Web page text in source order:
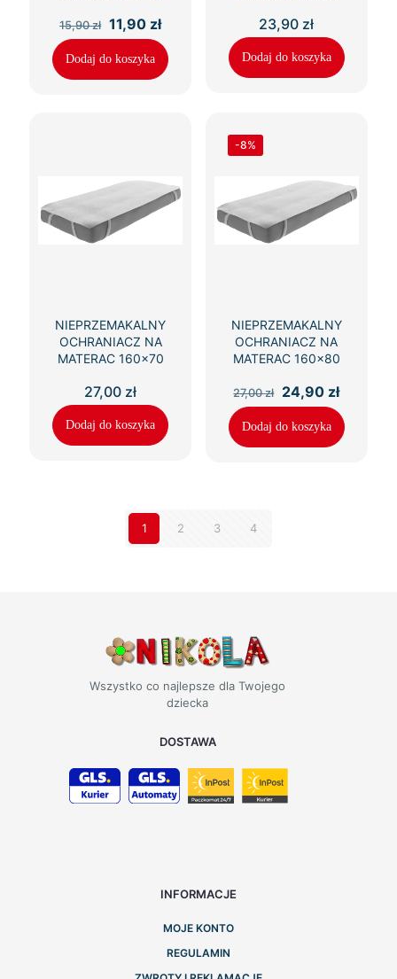
15,90zł Pierwotna
cena
wynosiła:
15,90 zł.
11,90 złAktualna
wynosi:
11,90 zł.
Dodaj do koszyka
23,90 zł
Dodaj do koszyka
NIEPRZEMAKALNY
OCHRANIACZ NA
MATERAC 160×70
27,00 zł
Dodaj do koszyka
-8%
NIEPRZEMAKALNY
OCHRANIACZ NA
MATERAC 160×80
27,00zł
Pierwotna
cena
wynosiła:
27,00 zł.
24,90 zł
wynosi:
24,90
Dodaj do koszyka
1 2 3 4
Wszystko co najlepsze dla Twojego
dziecka
DOSTAWA
INFORMACJE
MOJE KONTO
REGULAMIN